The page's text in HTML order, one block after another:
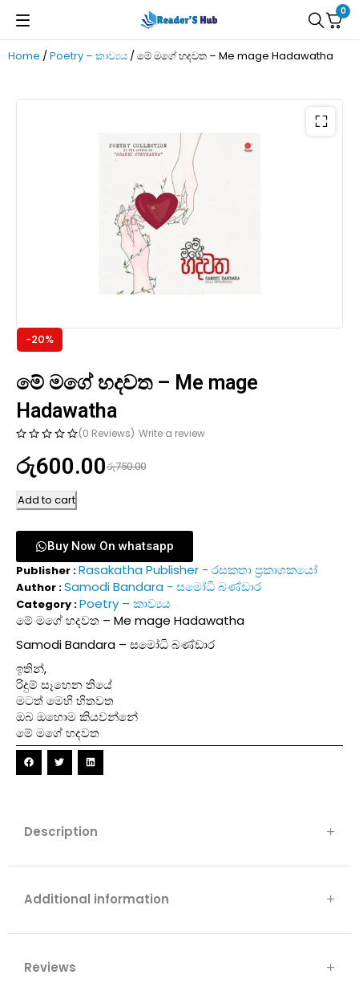
0
Home /Poetry – කාව්‍යය / මේ මගේ හදවත – Me mage Hadawatha
-20%
මේ මගේ හදවත – Me mage
Hadawatha
(0 Reviews) Write a review
රු750.00
රු600.00
Add to cart
Buy Now On whatsapp
Publisher :Rasakatha Publisher - රසකතා ප්‍රකාශකයෝ
Author :Samodi Bandara - සමෝධි බණ්ඩාර
Category :Poetry – කාව්‍යය
මේ මගේ හදවත – Me mage Hadawatha
Samodi Bandara – සමෝධි බණ්ඩාර
ඉතින්,
‍රිදුම් සෑහෙන තියේ
මටත් මෙහි හිතවත
ඔබ ඔහොම කියවන්නේ
මේ මගේ හදවත
Description
Additional information
Reviews